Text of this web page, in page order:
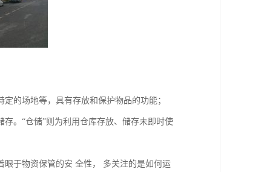
的场地等，具有存放和保护物品的功能；
。“仓储”则为利用仓库存放、储存未即时使
于物资保管的安 全性， 多关注的是如何运